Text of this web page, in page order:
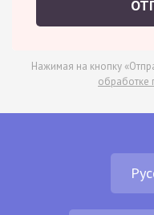
Нажимая на кнопку
обработке